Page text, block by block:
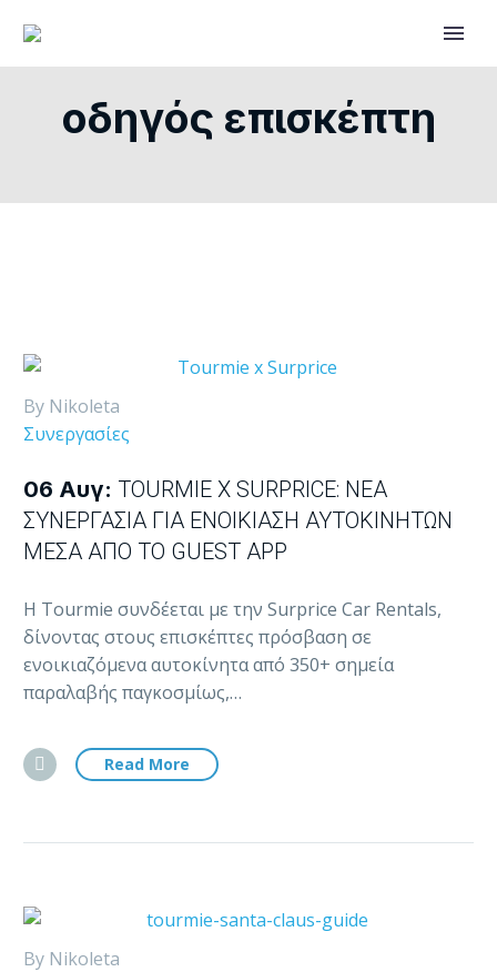
οδηγός επισκέπτη
By Nikoleta
Συνεργασίες
06 Αυγ: TOURMIE X SURPRICE: ΝΈΑ
ΣΥΝΕΡΓΑΣΊΑ ΓΙΑ ΕΝΟΙΚΊΑΣΗ ΑΥΤΟΚΙΝΉΤΩΝ
ΜΈΣΑ ΑΠΌ ΤΟ GUEST APP
Η Tourmie συνδέεται με την Surprice Car Rentals,
δίνοντας στους επισκέπτες πρόσβαση σε
ενοικιαζόμενα αυτοκίνητα από 350+ σημεία
παραλαβής παγκοσμίως,…
Read More
By Nikoleta